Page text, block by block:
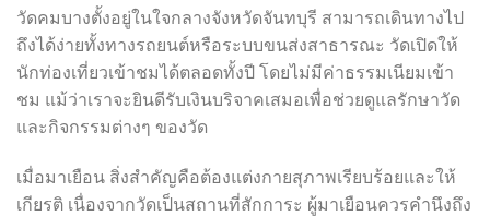
วัดคมบางตั้งอยู่ในใจกลางจังหวัดจันทบุรี สามารถเดินทางไป
ถึงได้ง่ายทั้งทางรถยนต์หรือระบบขนส่งสาธารณะ วัดเปิดให้
นักท่องเที่ยวเข้าชมได้ตลอดทั้งปี โดยไม่มีค่าธรรมเนียมเข้า
ชม แม้ว่าเราจะยินดีรับเงินบริจาคเสมอเพื่อช่วยดูแลรักษาวัด
และกิจกรรมต่างๆ ของวัด
เมื่อมาเยือน สิ่งสำคัญคือต้องแต่งกายสุภาพเรียบร้อยและให้
เกียรติ เนื่องจากวัดเป็นสถานที่สักการะ ผู้มาเยือนควรคำนึงถึง